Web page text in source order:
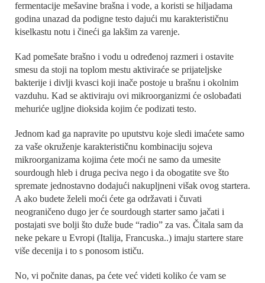
fermentacije mešavine brašna i vode, a koristi se hiljadama
godina unazad da podigne testo dajući mu karakterističnu
kiselkastu notu i čineći ga lakšim za varenje.
Kad pomešate brašno i vodu u određenoj razmeri i ostavite
smesu da stoji na toplom mestu aktiviraće se prijateljske
bakterije i divlji kvasci koji inače postoje u brašnu i okolnim
vazduhu. Kad se aktiviraju ovi mikroorganizmi će oslobađati
mehuriće ugljne dioksida kojim će podizati testo.
Jednom kad ga napravite po uputstvu koje sledi imaćete samo
za vaše okruženje karakterističnu kombinaciju sojeva
mikroorganizama kojima ćete moći ne samo da umesite
sourdough hleb i druga peciva nego i da obogatite sve što
spremate jednostavno dodajući nakupljneni višak ovog startera.
A ako budete želeli moći ćete ga održavati i čuvati
neograničeno dugo jer će sourdough starter samo jačati i
postajati sve bolji što duže bude “radio” za vas. Čitala sam da
neke pekare u Evropi (Italija, Francuska..) imaju startere stare
više decenija i to s ponosom ističu.
No, vi počnite danas, pa ćete već videti koliko će vam se